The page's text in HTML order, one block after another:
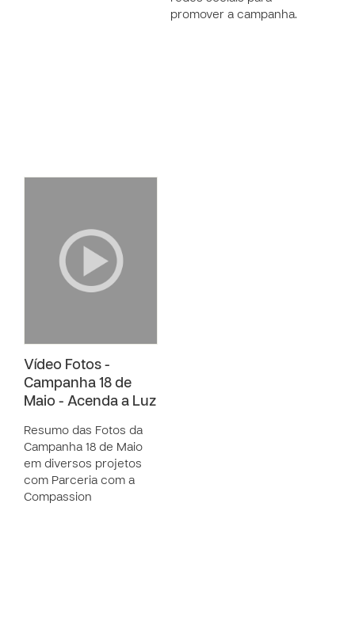
promover a campanha.
Vídeo Fotos -
Campanha 18 de
Maio - Acenda a Luz
Resumo das Fotos da
Campanha 18 de Maio
em diversos projetos
com Parceria com a
Compassion